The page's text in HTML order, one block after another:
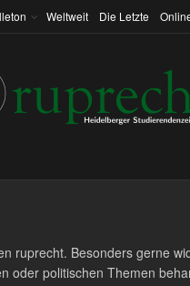
Weltweit Die Letzte
ruprecht. Besonders gerne
oder politischen Themen